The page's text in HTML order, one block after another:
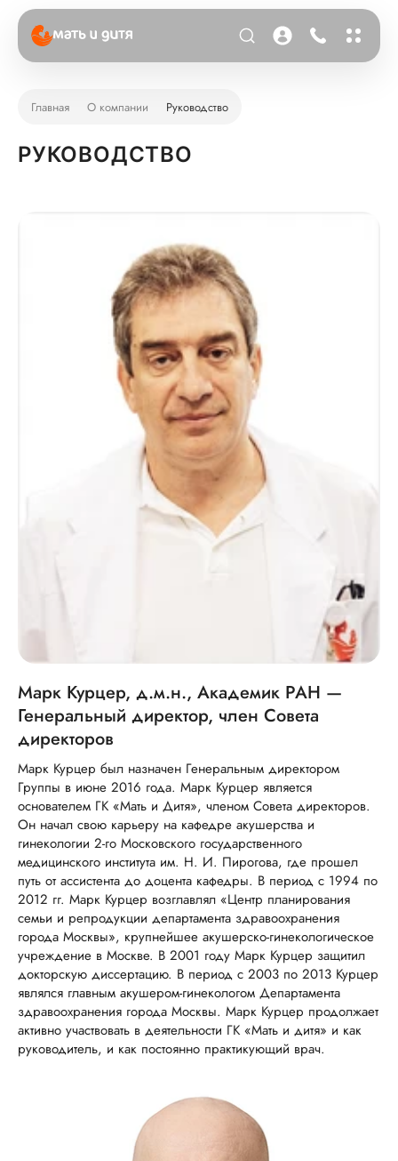
Главная О компании Руководство
РУКОВОДСТВО
Марк Курцер, д.м.н., Академик РАН —
Генеральный директор, член Совета
директоров
Марк Курцер был назначен Генеральным директором
Группы в июне 2016 года. Марк Курцер является
основателем ГК «Мать и Дитя», членом Совета директоров.
Он начал свою карьеру на кафедре акушерства и
гинекологии 2-го Московского государственного
медицинского института им. Н. И. Пирогова, где прошел
путь от ассистента до доцента кафедры. В период с 1994 по
2012 гг. Марк Курцер возглавлял «Центр планирования
семьи и репродукции департамента здравоохранения
города Москвы», крупнейшее акушерско-гинекологическое
учреждение в Москве. В 2001 году Марк Курцер защитил
докторскую диссертацию. В период с 2003 по 2013 Курцер
являлся главным акушером-гинекологом Департамента
здравоохранения города Москвы. Марк Курцер продолжает
активно участвовать в деятельности ГК «Мать и дитя» и как
руководитель, и как постоянно практикующий врач.